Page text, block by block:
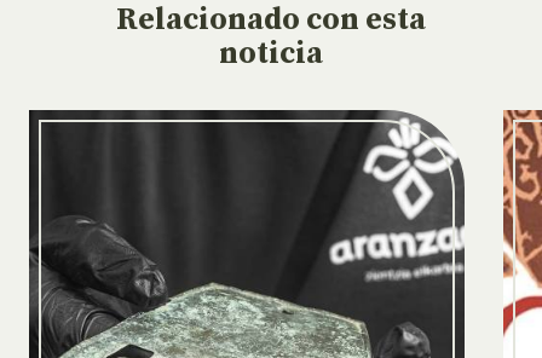
Relacionado con esta
noticia